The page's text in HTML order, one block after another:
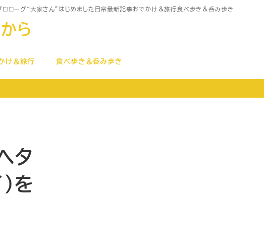
ロローグ“大家さん”はじめました 日常最新記事おでかけ＆旅行食べ歩き＆呑み歩き
ら
け＆旅行 食べ歩き＆呑み歩き
タ
を